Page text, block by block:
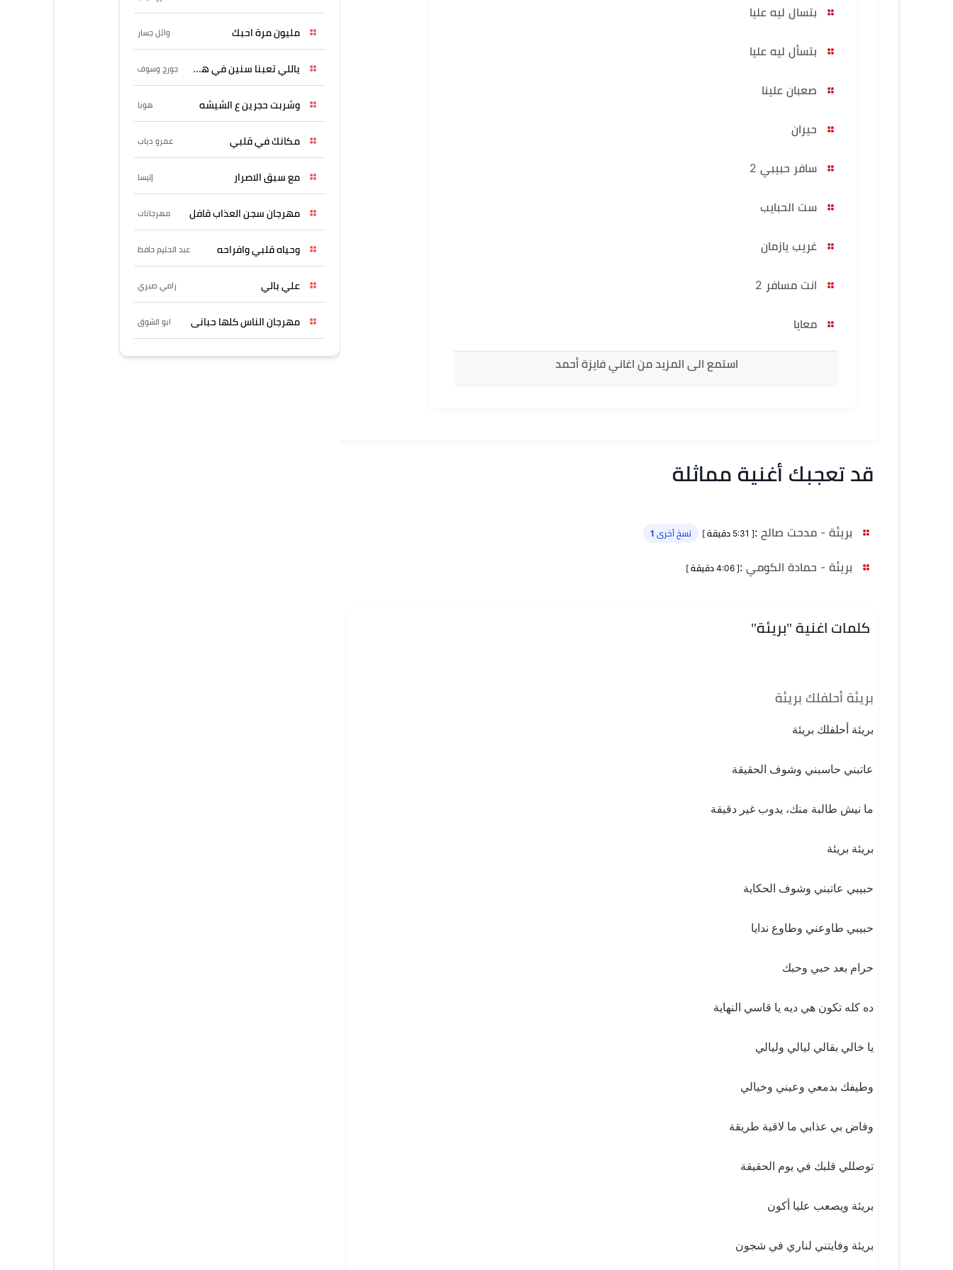
بتسال ليه عليا
بتسأل ليه عليا
صعبان علينا
حيران
سافر حبيبي 2
ست الحبايب
غريب يازمان
انت مسافر 2
معايا
استمع الى المزيد من اغاني فايزة أحمد
قد تعجبك أغنية مماثلة
بريئة - مدحت صالح :[ 5:31 دقيقة ] نسخ أخرى 1
بريئة - حمادة الكومي :[ 4:06 دقيقة ]
كلمات اغنية "بريئة"
بريئة أحلفلك بريئة
بريئة أحلفلك بريئة
عاتبني حاسبني وشوف الحقيقة
ما نيش طالبة منك، يدوب غير دقيقة
بريئة بريئة
حبيبي عاتبني وشوف الحكاية
حبيبي طاوعني وطاوع ندايا
حرام بعد حبي وحبك
ده كله تكون هي ديه يا قاسي النهاية
يا خالي بقالي ليالي وليالي
وطيفك بدمعي وعيني وخيالي
وفاض بي عذابي ما لاقية طريقة
توصللي قلبك في يوم الحقيقة
بريئة ويصعب عليا أكون
بريئة وفايتني لناري في شجون
مليون مرة احبك وائل جسار
ياللي تعبنا سنين في هواه جورج وسوف
وشربت حجرين ع الشيشه هوبا
مكانك في قلبي عمرو دياب
مع سبق الاصرار إليسا
مهرجان سجن العذاب قافل مهرجانات
وحياه قلبي وافراحه عبد الحليم حافظ
علي بالي رامي صبري
مهرجان الناس كلها حبانى ابو الشوق